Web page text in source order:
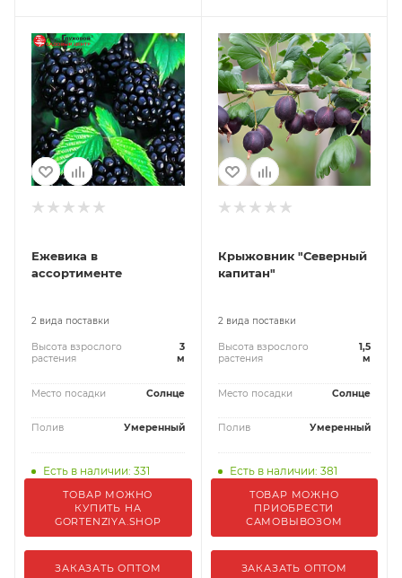
Ежевика в
ассортименте
2 вида поставки
Высота взрослого
растения
3
м
Место посадки Солнце
Полив Умеренный
Есть в наличии: 331
ТОВАР МОЖНО
КУПИТЬ НА
GORTENZIYA.SHOP
ЗАКАЗАТЬ ОПТОМ
Крыжовник "Северный
капитан"
2 вида поставки
Высота взрослого
растения
1,5
м
Место посадки Солнце
Полив Умеренный
Есть в наличии: 381
ТОВАР МОЖНО
ПРИОБРЕСТИ
САМОВЫВОЗОМ
ЗАКАЗАТЬ ОПТОМ